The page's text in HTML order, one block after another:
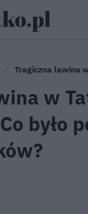
Tragiczna lawina
w
było